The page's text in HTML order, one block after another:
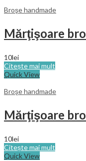
Broşe handmade
Mărţişoare
10lei
Citește mai mult
Quick View
Broşe handmade
Mărţişoare
10lei
Citește mai mult
Quick View